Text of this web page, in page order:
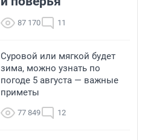
87 170 11
Суровой или мягкой будет
зима, можно узнать по
погоде 5 августа — важные
приметы
77 849 12